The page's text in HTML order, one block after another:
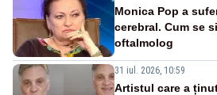
Monica Pop a
cerebral. Cum se
oftalmolog
31 iul. 2026, 10:59
Artistul care a